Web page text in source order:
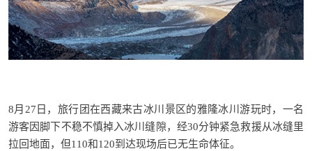
8月27日，旅行团在西藏来古冰川景区的雅隆冰川游玩时，一名
游客因脚下不稳不慎掉入冰川缝隙，经30分钟紧急救援从冰缝里
拉回地面，但110和120到达现场后已无生命体征。